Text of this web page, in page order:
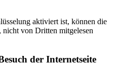
aktiviert ist, können die
nicht von Dritten mitgelesen
der Internetseite